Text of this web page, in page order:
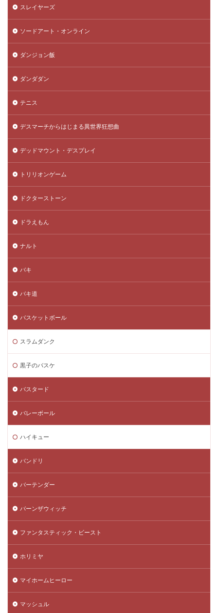
スレイヤーズ
ソードアート・オンライン
ダンジョン飯
ダンダダン
テニス
デスマーチからはじまる異世界狂想曲
デッドマウント・デスプレイ
トリリオンゲーム
ドクターストーン
ドラえもん
ナルト
バキ
バキ道
バスケットボール
スラムダンク
黒子のバスケ
バスタード
バレーボール
ハイキュー
バンドリ
バーテンダー
バーンザウィッチ
ファンタスティック・ビースト
ホリミヤ
マイホームヒーロー
マッシュル